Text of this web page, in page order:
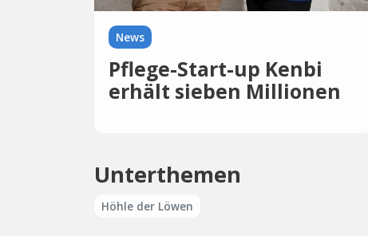
News
Pflege-Start-up Kenbi
erhält sieben Millionen
Unterthemen
Höhle der Löwen